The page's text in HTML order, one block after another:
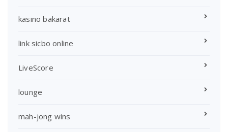
kasino bakarat
link sicbo online
LiveScore
lounge
mah-jong wins